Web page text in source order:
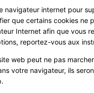
navigateur internet pour
que certains cookies ne
Internet afin que vous
reportez-vous aux
web peut ne pas
votre navigateur, ils